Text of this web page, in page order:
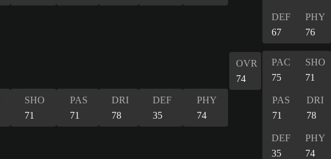
DEF
67
PHY
76
SHO
71
PAS
71
DRI
78
DEF
35
PHY
74
OVR
74
PAC
75
SHO
71
PAS
71
DRI
78
DEF
35
PHY
74